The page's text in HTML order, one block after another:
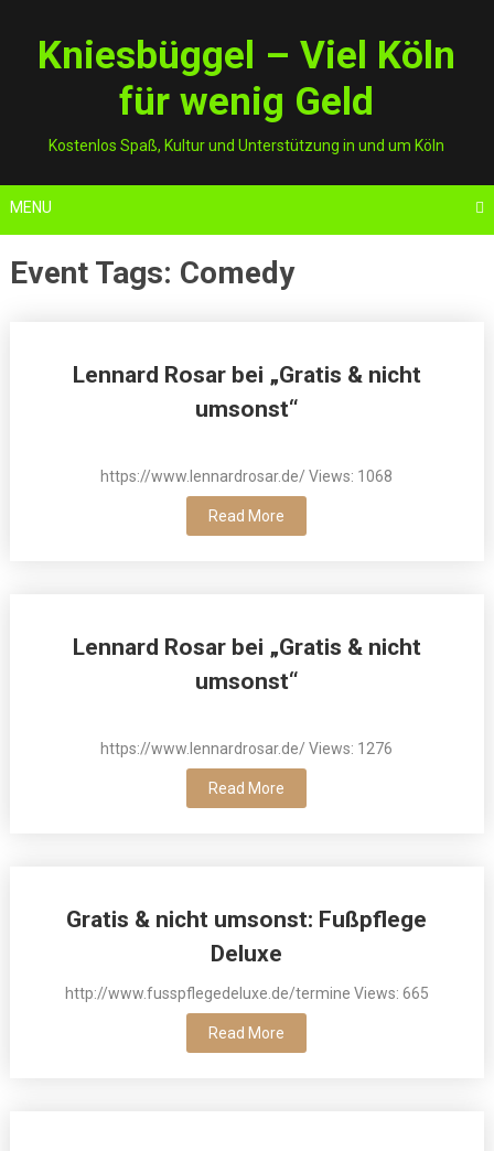
contentKniesbüggel – Viel Köln
für wenig Geld
Kostenlos Spaß, Kultur und Unterstützung in und um Köln
MENU
Event Tags: Comedy
Lennard Rosar bei „Gratis & nicht
umsonst“
https://www.lennardrosar.de/ Views: 1068
Read More
Lennard Rosar bei „Gratis & nicht
umsonst“
https://www.lennardrosar.de/ Views: 1276
Read More
Gratis & nicht umsonst: Fußpflege
Deluxe
http://www.fusspflegedeluxe.de/termine Views: 665
Read More
navigation